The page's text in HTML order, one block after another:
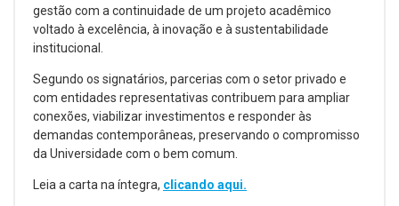
gestão com a continuidade de um projeto acadêmico
voltado à excelência, à inovação e à sustentabilidade
institucional.
Segundo os signatários, parcerias com o setor privado e
com entidades representativas contribuem para ampliar
conexões, viabilizar investimentos e responder às
demandas contemporâneas, preservando o compromisso
da Universidade com o bem comum.
Leia a carta na íntegra, clicando aqui.